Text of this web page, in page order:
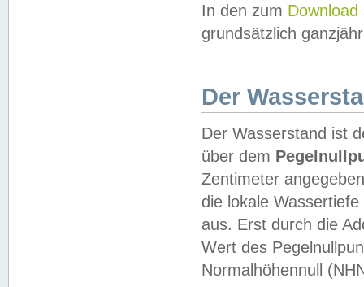
In den zum Download
grundsätzlich
Der
Der Wasserstand ist
über dem
Zentimeter
die lokale
aus. Erst durch die
Wert des
Normalhöhennull